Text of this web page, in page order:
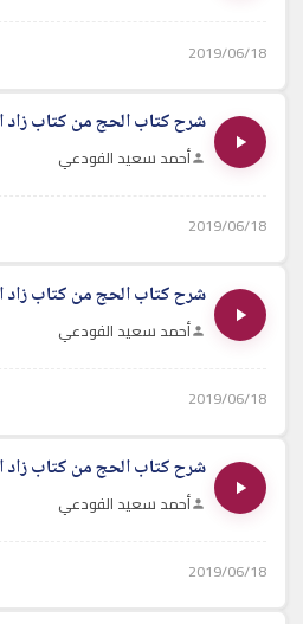
2019/06/18
أحمد سعيد الفودعي
2019/06/18
أحمد سعيد الفودعي
2019/06/18
أحمد سعيد الفودعي
2019/06/18